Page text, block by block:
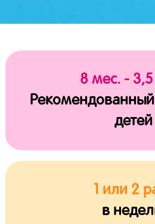
8 мес. - 3,5
Рекомендованный
детей
1 или 2
в